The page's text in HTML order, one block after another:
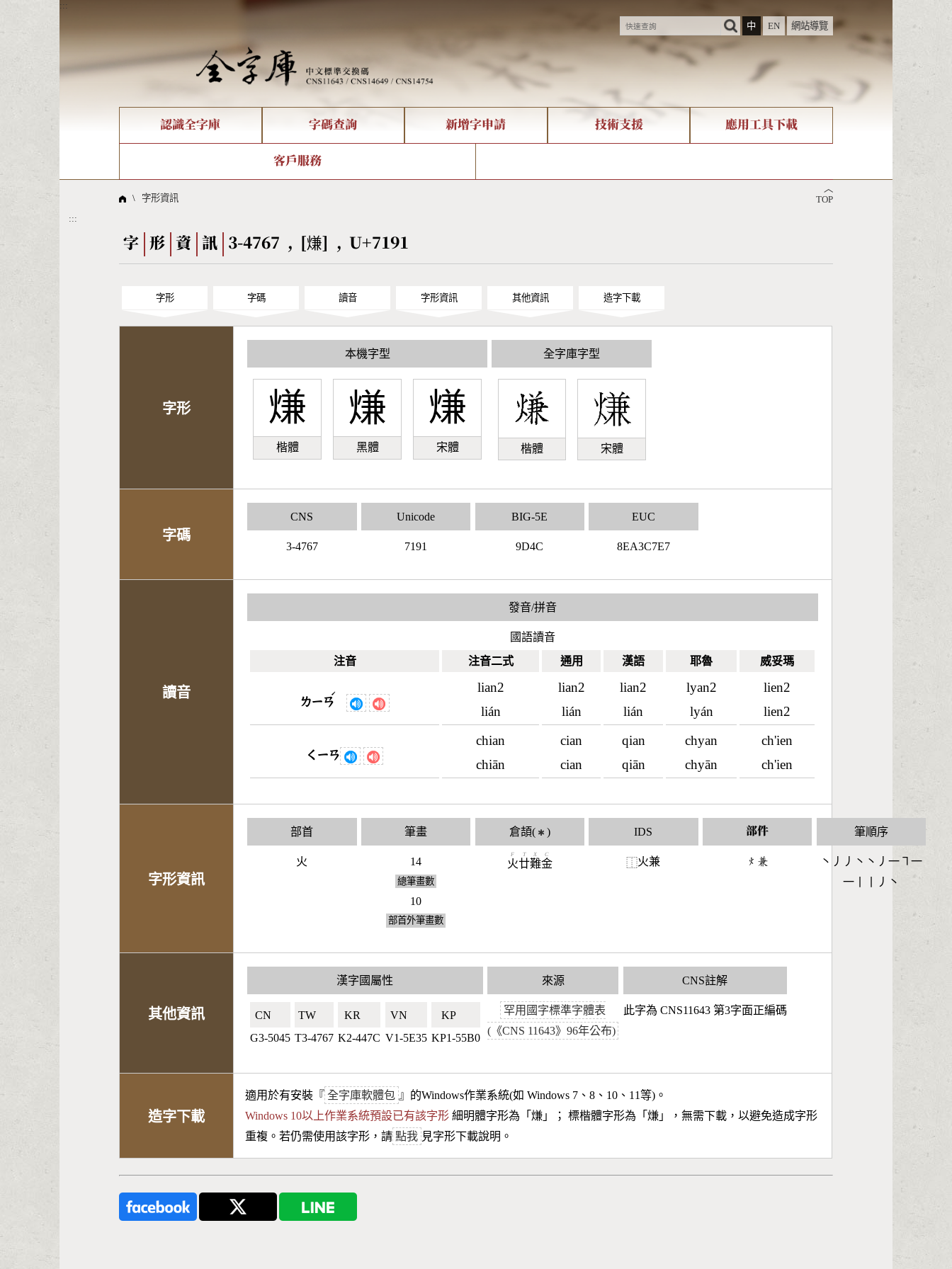
:::
中
EN 網站導覽
認識全字庫
全字庫現況
線上教學
字碼查詢
部件查詢
倉頡查詢
Big5查詢 拼音查詢
新增字申請 技術支援
造字解決方案
應用工具下載
字形下載
客戶服務
問題集
︿
TOP
\ 字形資訊
:::
字 形 資 訊 3-4767 , [熑] , U+7191
字形 字碼 讀音 字形資訊 其他資訊 造字下載
字形
本機字型
熑
楷體
熑
黑體
熑
宋體
全字庫字型
楷體 宋體
字碼
CNS
3-4767
Unicode
7191
BIG-5E
9D4C
EUC
8EA3C7E7
讀音
發音/拼音
國語讀音
注音
注音二式 通用 漢語 耶魯 威妥瑪
ㄌㄧㄢ
ˊ
lian2
lián
lian2
lián
lian2
lián
lyan2
lyán
lien2
lien2
ㄑㄧㄢ
chian
chiān
cian
cian
qian
qiān
chyan
chyān
ch'ien
ch'ien
字形資訊
部首
火
筆畫
14
總筆畫數
10
部首外筆畫數
倉頡( ✱ )
火
F
廿
T
難
X
金
C
IDS
⿰火兼
部件
󶃹󶇬
筆順序
丶丿丿丶丶丿一㇕一
一丨丨丿丶
其他資訊
漢字國屬性
CN🇨🇳
G3-5045
TW🇹🇼
T3-4767
KR🇰🇷
K2-447C
VN🇻🇳
V1-5E35
KP🇰🇵
KP1-55B0
來源
罕用國字標準字體表
(《CNS 11643》96年公布)
CNS註解
此字為 CNS11643 第3字面正編碼
造字下載
適用於有安裝『 全字庫軟體包 』的Windows作業系統(如 Windows 7、8、10、11等)。
Windows 10以上作業系統預設已有該字形 細明體字形為「熑 」； 標楷體字形為「熑 」，無需下載，以避免造成字形
重複。若仍需使用該字形，請 點我 見字形下載說明。